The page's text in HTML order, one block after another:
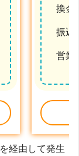
換金
振込
営業
経由して発生